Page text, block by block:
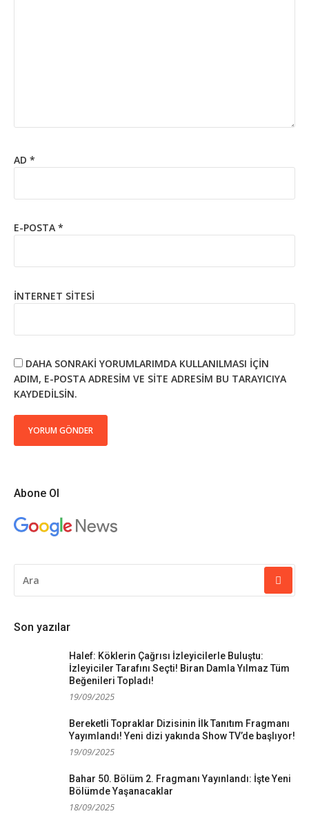
AD *
E-POSTA *
İNTERNET SITESI
DAHA SONRAKI YORUMLARIMDA KULLANILMASI IÇIN
ADIM, E-POSTA ADRESIM VE SITE ADRESIM BU TARAYICIYA
KAYDEDILSIN.
Abone Ol
YAP:
Son yazılar
Halef: Köklerin Çağrısı İzleyicilerle Buluştu:
İzleyiciler Tarafını Seçti! Biran Damla Yılmaz Tüm
Beğenileri Topladı!
19/09/2025
Bereketli Topraklar Dizisinin İlk Tanıtım Fragmanı
Yayımlandı! Yeni dizi yakında Show TV’de başlıyor!
19/09/2025
Bahar 50. Bölüm 2. Fragmanı Yayınlandı: İşte Yeni
Bölümde Yaşanacaklar
18/09/2025